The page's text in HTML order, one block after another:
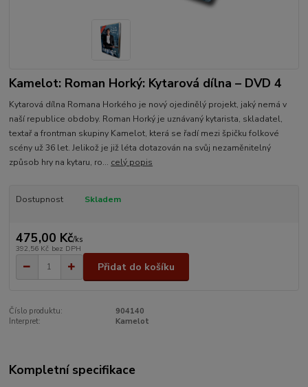
Kamelot: Roman Horký: Kytarová dílna – DVD 4
Kytarová dílna Romana Horkého je nový ojedinělý projekt, jaký nemá v
naší republice obdoby. Roman Horký je uznávaný kytarista, skladatel,
textař a frontman skupiny Kamelot, která se řadí mezi špičku folkové
scény už 36 let. Jelikož je již léta dotazován na svůj nezaměnitelný
způsob hry na kytaru, ro... celý popis
Dostupnost Skladem
475,00 Kč/ks
392,56 Kč bez DPH
Přidat do košíku
Číslo produktu:
904140
Interpret:
Kamelot
Kompletní specifikace